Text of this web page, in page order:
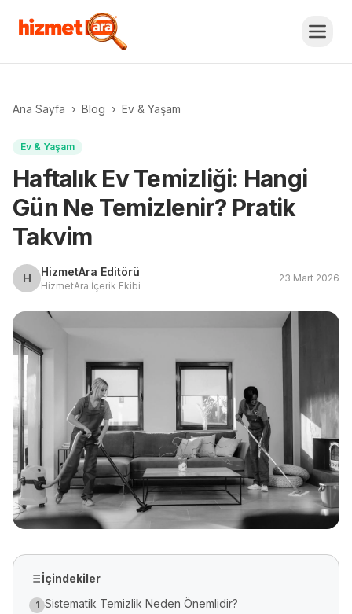
Ana Sayfa › Blog › Ev & Yaşam
Ev & Yaşam
Haftalık Ev Temizliği: Hangi
Gün Ne Temizlenir? Pratik
Takvim
H HizmetAra Editörü
HizmetAra İçerik Ekibi
23 Mart 2026
İçindekiler
1 Sistematik Temizlik Neden Önemlidir?